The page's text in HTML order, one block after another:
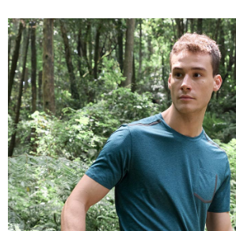
一般宅配
每筆NT$100
宅配出貨(2000以上免運)
每筆NT$100，滿NT$2,000(含以上)免運費